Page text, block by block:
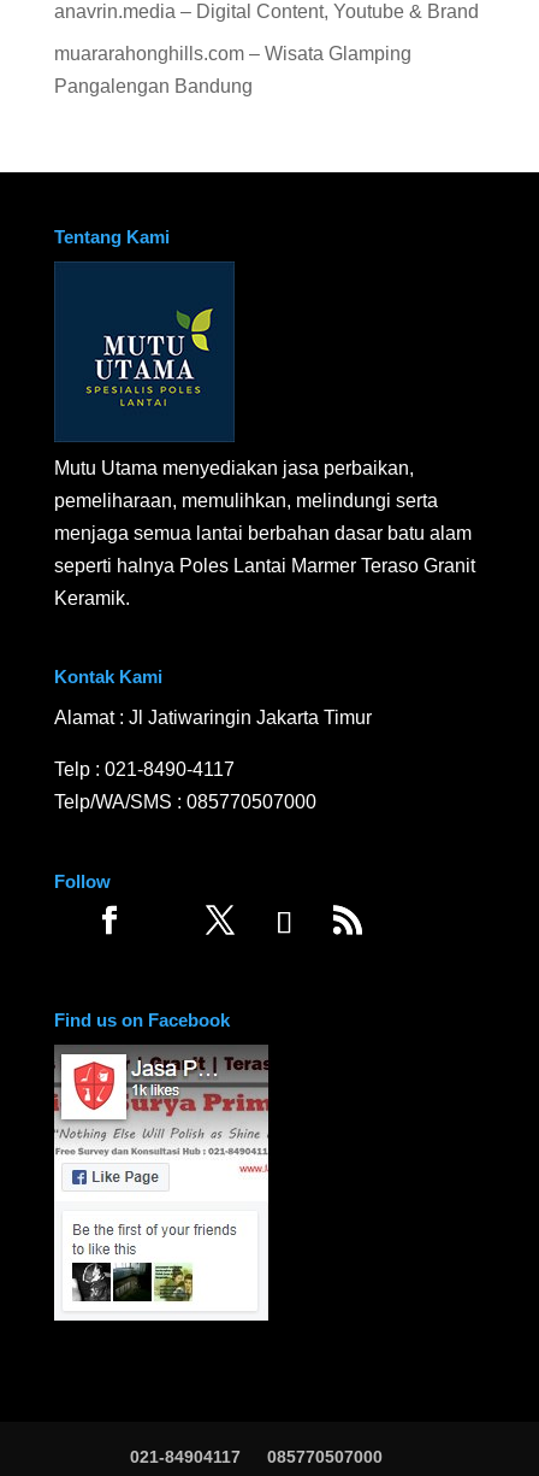
anavrin.media – Digital Content, Youtube & Brand
muararahonghills.com – Wisata Glamping
Pangalengan Bandung
Tentang Kami
Mutu Utama menyediakan jasa perbaikan,
pemeliharaan, memulihkan, melindungi serta
menjaga semua lantai berbahan dasar batu alam
seperti halnya Poles Lantai Marmer Teraso Granit
Keramik.
Kontak Kami
Alamat : Jl Jatiwaringin Jakarta Timur
Telp : 021-8490-4117
Telp/WA/SMS : 085770507000
Follow
Find us on Facebook
021-84904117 085770507000